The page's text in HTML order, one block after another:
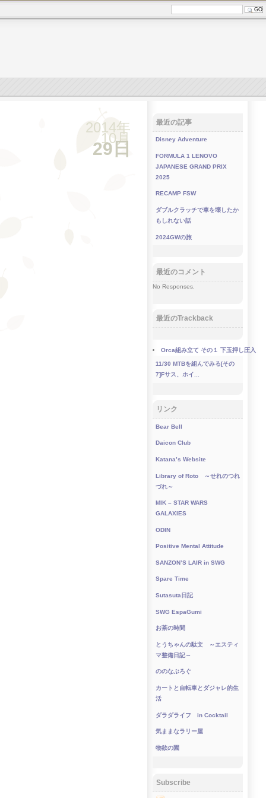
2014年
10月
29日
最近の記事
Disney Adventure
FORMULA 1 LENOVO
JAPANESE GRAND PRIX
2025
RECAMP FSW
ダブルクラッチで車を壊したか
もしれない話
2024GWの旅
最近のコメント
No Responses.
最近のTrackback
Orca組み立て その１ 下玉押し圧入
11/30 MTBを組んでみる[その
7]Fサス、ホイ...
リンク
Bear Bell
Daicon Club
Katana’s Website
Library of Roto ～せれのつれ
づれ～
MIK – STAR WARS
GALAXIES
ODIN
Positive Mental Attitude
SANZON’S LAIR in SWG
Spare Time
Sutasuta日記
SWG EspaGumi
お茶の時間
とうちゃんの駄文 ～エスティ
マ整備日記～
ののなぶろぐ
カートと自転車とダジャレ的生
活
ダラダライフ in Cocktail
気ままなラリー屋
物欲の園
Subscribe